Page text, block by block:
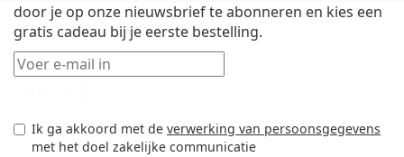
door je op onze nieuwsbrief te abonneren en kies een
gratis cadeau bij je eerste bestelling.
E-mail
Ik ga akkoord met de verwerking van persoonsgegevens
met het doel zakelijke communicatie